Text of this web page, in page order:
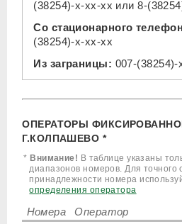
(38254)-x-xx-xx или8-
Со стационарного
(38254)-x-xx-xx
Из заграницы: 007-
ОПЕРАТОРЫ
Г.КОЛПАШЕВО *
* Внимание! В таблице указаны
диапазонов номеров. Для точного
принадлежности номера
определения оператора
Номера Оператор